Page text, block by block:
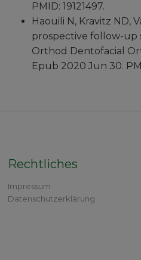
PMID: 19121497.
Haouili N, Kravitz ND,
prospective follow-up
Orthod Dentofacial
Epub 2020 Jun 30.
Rechtliches
Impressum
Datenschutzerklärung